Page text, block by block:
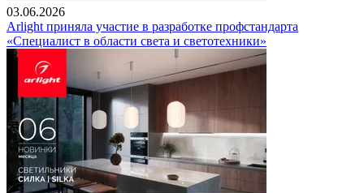
03.06.2026
Arlight приняла участие в разработке профстандарта
«Специалист в области света и светотехники»